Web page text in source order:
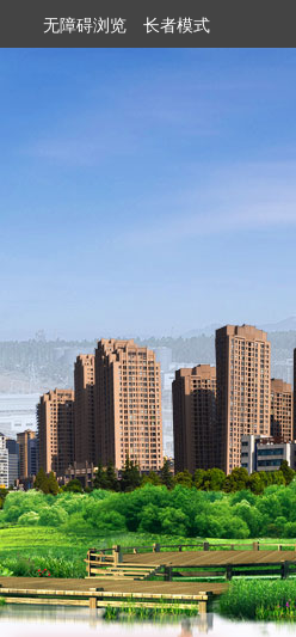
无障碍浏览 长者模式